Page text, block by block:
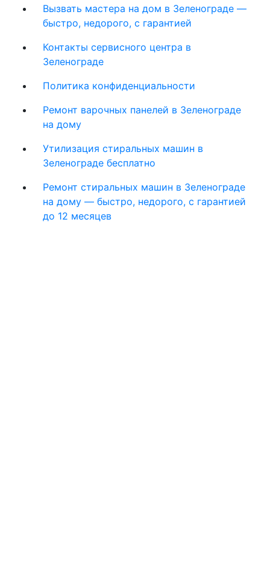
Вызвать мастера на дом в Зеленограде —
быстро, недорого, с гарантией
Контакты сервисного центра в
Зеленограде
Политика конфиденциальности
Ремонт варочных панелей в Зеленограде
на дому
Утилизация стиральных машин в
Зеленограде бесплатно
Ремонт стиральных машин в Зеленограде
на дому — быстро, недорого, с гарантией
до 12 месяцев